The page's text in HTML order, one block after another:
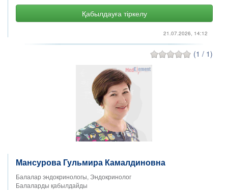
Қабылдауға тіркелу
21.07.2026, 14:12
(1 / 1)
Мансурова Гульмира Камалдиновна
Балалар эндокринологы, Эндокринолог
Балаларды қабылдайды